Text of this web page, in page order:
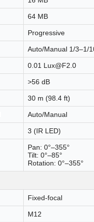
64 MB
Progressive
Auto/Manual 1/3–1/
0.01 Lux@F2.0
>56 dB
30 m (98.4 ft)
Auto/Manual
3 (IR LED)
Pan: 0°–355°
Tilt: 0°–85°
Rotation: 0°–355°
Fixed-focal
M12